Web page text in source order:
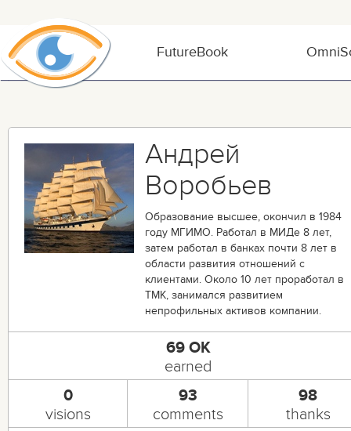
FutureBook
Андрей
Воробьев
Образование высшее, окончил в 1984
году МГИМО. Работал в МИДе 8 лет,
затем работал в банках почти 8 лет в
области развития отношений с
клиентами. Около 10 лет проработал в
ТМК, занимался развитием
непрофильных активов компании.
69 OK
earned
0
visions
93
comments
98
thanks